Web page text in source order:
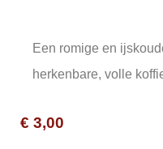
Een romige en
herkenbare, volle
€ 3,00